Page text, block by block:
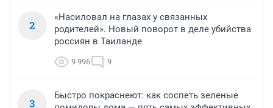
2
«Насиловал на глазах у связанных
родителей». Новый поворот в деле убийства
россиян в Таиланде
9 996 9
3
Быстро покраснеют: как соспеть зеленые